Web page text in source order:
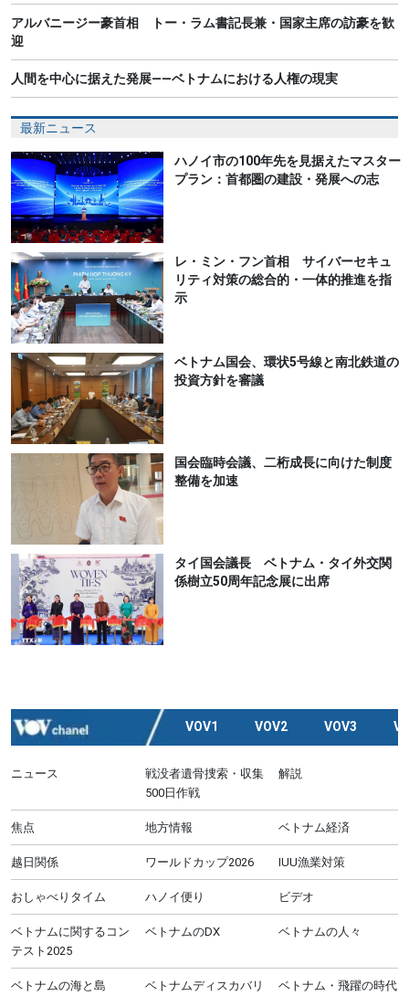
アルバニージー豪首相 トー・ラム書記長兼・国家主席の訪豪を歓
迎
人間を中心に据えた発展――ベトナムにおける人権の現実
最新ニュース
ハノイ市の100年先を見据えたマスター
プラン：首都圏の建設・発展への志
レ・ミン・フン首相 サイバーセキュ
リティ対策の総合的・一体的推進を指
示
ベトナム国会、環状5号線と南北鉄道の
投資方針を審議
国会臨時会議、二桁成長に向けた制度
整備を加速
タイ国会議長 ベトナム・タイ外交関
係樹立50周年記念展に出席
VOV1 VOV2 VOV3
ニュース
戦没者遺骨捜索・収集
500日作戦
解説
焦点 地方情報 ベトナム経済
越日関係 ワールドカップ2026 IUU漁業対策
おしゃべりタイム ハノイ便り ビデオ
ベトナムに関するコン
テスト2025
ベトナムのDX ベトナムの人々
ベトナムの海と島 ベトナムディスカバリ ベトナム・飛躍の時代